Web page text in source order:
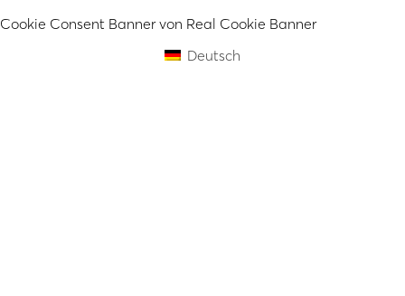
Cookie Consent Banner von Real Cookie Banner
Deutsch